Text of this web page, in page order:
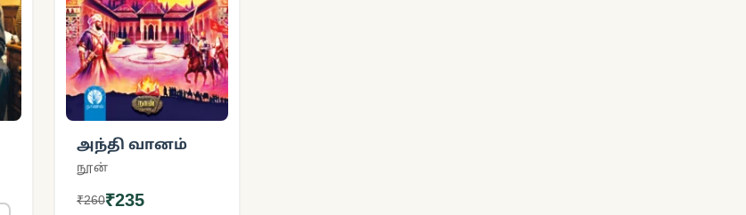
அந்தி வானம்
நூன்
₹260₹235